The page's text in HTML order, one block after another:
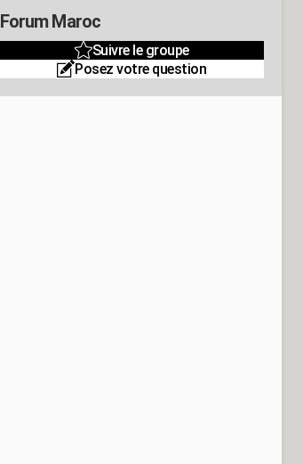
Forum Maroc
Suivre le groupe
Posez votre question